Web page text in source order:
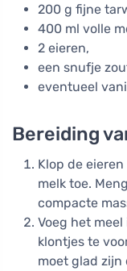
200 g fijne
400 ml volle
2 eieren,
een snufje
eventueel
Bereiding
Klop de
melk toe.
compacte
Voeg het
klontjes te
moet glad zijn